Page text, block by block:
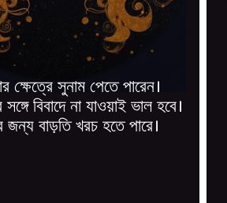
ক্ষেত্রে সুনাম পেতে পারেন।
বিবাদে না যাওয়াই ভাল হবে।
জন্য বাড়তি খরচ হতে পারে।